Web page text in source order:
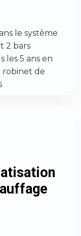
le système
2 bars
les 5 ans en
robinet de